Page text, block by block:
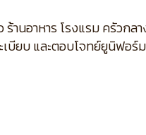
นอาหาร โรงแรม ครัวกลา
บียบ และตอบโจทย์ยูนิฟอร์